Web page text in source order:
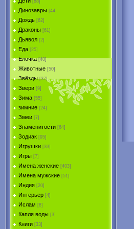
[88]
Динозавры [44]
Дождь [62]
Драконы [61]
Дьявол [2]
Еда [25]
Ёлочка [40]
Животные [50]
Звёзды [37]
Звери [9]
Зима [55]
зимние [24]
Змеи [7]
Знаменитости [64]
Зодиак [95]
Игрушки [33]
Игры [7]
Имена женские [403]
Имена мужские [51]
Индия [20]
Интерьер [4]
Ислам [8]
Капля воды [3]
Книги [33]